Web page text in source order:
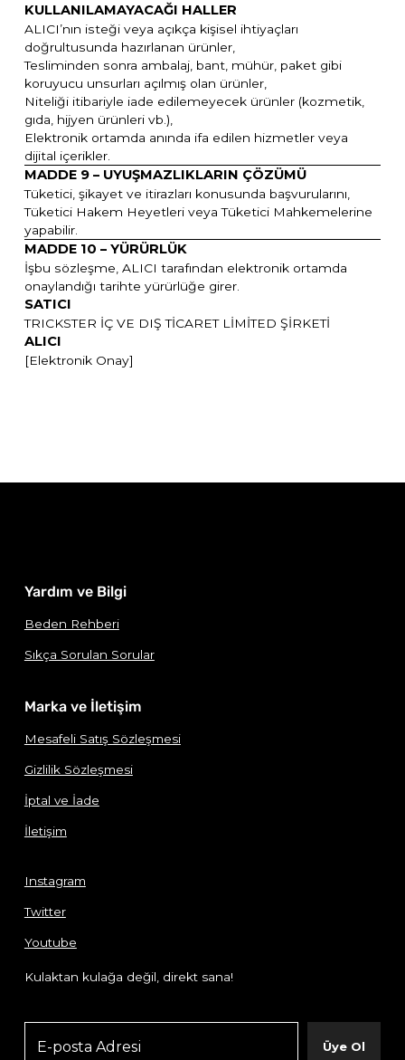
KULLANILAMAYACAĞI HALLER
ALICI’nın isteği veya açıkça kişisel ihtiyaçları
doğrultusunda hazırlanan ürünler,
Tesliminden sonra ambalaj, bant, mühür, paket gibi
koruyucu unsurları açılmış olan ürünler,
Niteliği itibariyle iade edilemeyecek ürünler (kozmetik,
gıda, hijyen ürünleri vb.),
Elektronik ortamda anında ifa edilen hizmetler veya
dijital içerikler.
MADDE 9 – UYUŞMAZLIKLARIN ÇÖZÜMÜ
Tüketici, şikayet ve itirazları konusunda başvurularını,
Tüketici Hakem Heyetleri veya Tüketici Mahkemelerine
yapabilir.
MADDE 10 – YÜRÜRLÜK
İşbu sözleşme, ALICI tarafından elektronik ortamda
onaylandığı tarihte yürürlüğe girer.
SATICI
TRICKSTER İÇ VE DIŞ TİCARET LİMİTED ŞİRKETİ
ALICI
[Elektronik Onay]
Yardım ve Bilgi
Beden Rehberi
Sıkça Sorulan Sorular
Marka ve İletişim
Mesafeli Satış Sözleşmesi
Gizlilik Sözleşmesi
İptal ve İade
İletişim
Instagram
Twitter
Youtube
Kulaktan kulağa değil, direkt sana!
Üye Ol